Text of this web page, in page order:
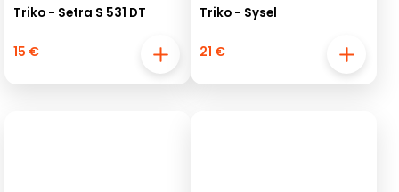
Triko - Setra S 531 DT
15 €
Triko - Sysel
21 €